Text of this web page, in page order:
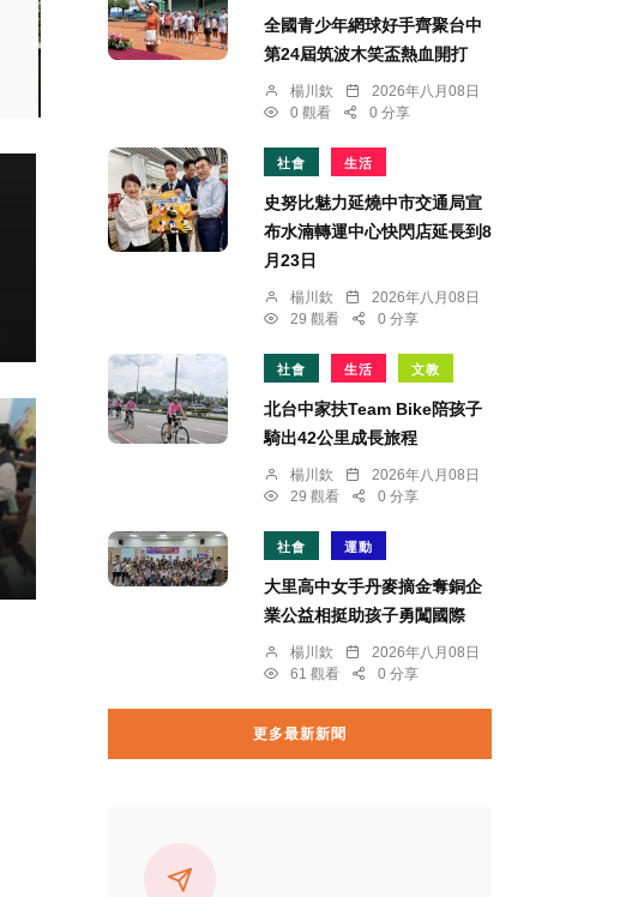
全國青少年網球好手齊聚台中
第24屆筑波木笑盃熱血開打
楊川欽
2026年八月08日
0 觀看
0 分享
社會 生活
史努比魅力延燒中市交通局宣
布水湳轉運中心快閃店延長到8
月23日
楊川欽
2026年八月08日
29 觀看
0 分享
社會 生活 文教
北台中家扶Team Bike陪孩子
騎出42公里成長旅程
楊川欽
2026年八月08日
29 觀看
0 分享
社會 運動
大里高中女手丹麥摘金奪銅企
業公益相挺助孩子勇闖國際
楊川欽
2026年八月08日
61 觀看
0 分享
更多最新新聞